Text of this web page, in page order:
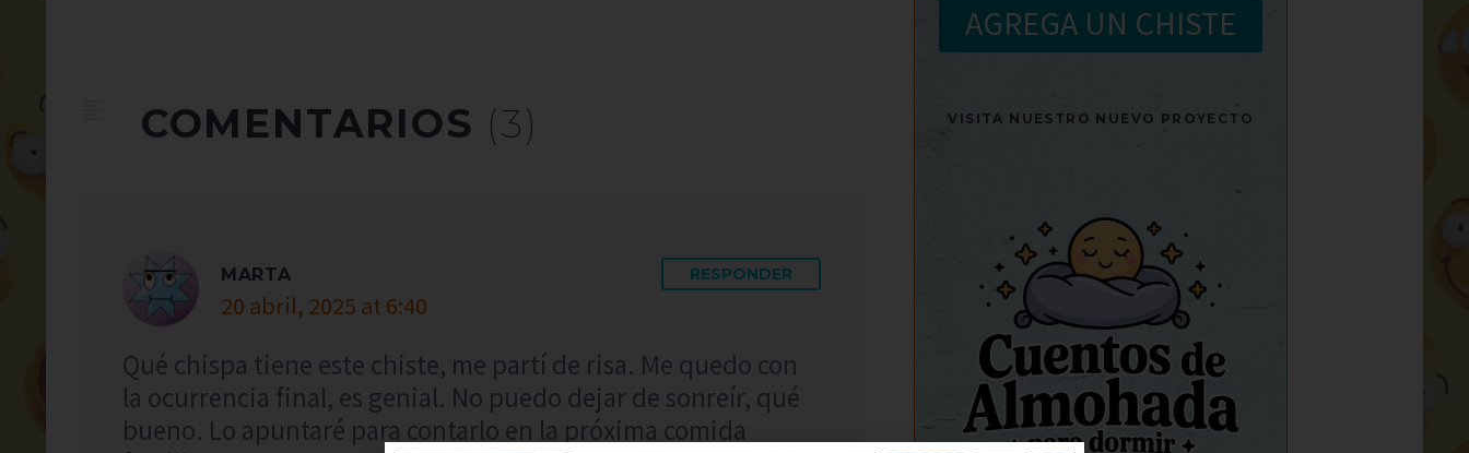
COMENTARIOS (3)
MARTA
20 abril, 2025 at 6:40
RESPONDER
Qué chispa tiene este chiste, me partí de risa. Me quedo con
la ocurrencia final, es genial. No puedo dejar de sonreír, qué
bueno. Lo apuntaré para contarlo en la próxima comida
AGREGA UN CHISTE
VISITA NUESTRO NUEVO PROYECTO